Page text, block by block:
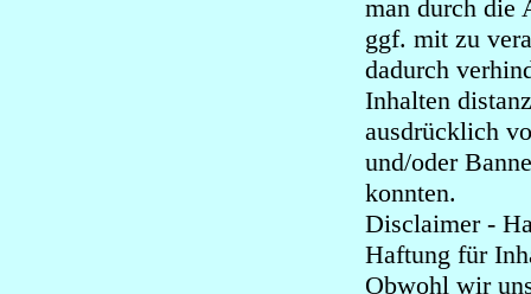
man durch die
ggf. mit zu
dadurch
Inhalten
ausdrücklich
und/oder
konnten.
Disclaimer -
Haftung für
Obwohl wir